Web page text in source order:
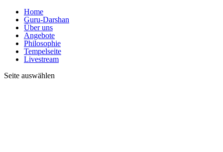
Home
Guru-Darshan
Über uns
Angebote
Philosophie
Tempelseite
Livestream
Seite auswählen